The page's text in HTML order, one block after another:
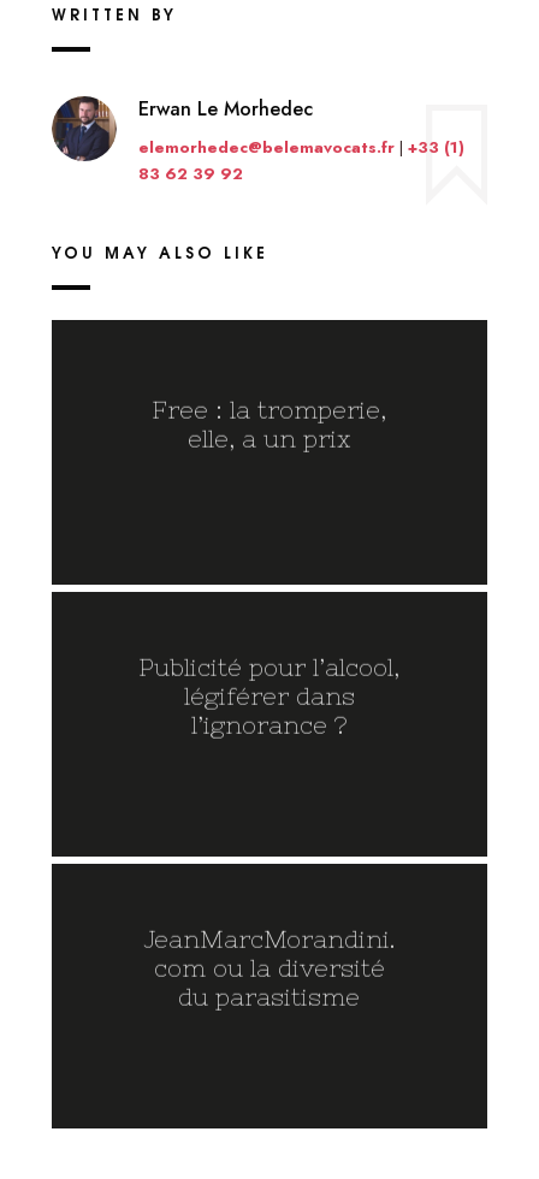
WRITTEN BY
Erwan Le Morhedec
elemorhedec@belemavocats.fr| +33 (1)
83 62 39 92
YOU MAY ALSO LIKE
Free : la tromperie,
elle, a un prix
Publicité pour l’alcool,
légiférer dans
l’ignorance ?
JeanMarcMorandini.
com ou la diversité
du parasitisme